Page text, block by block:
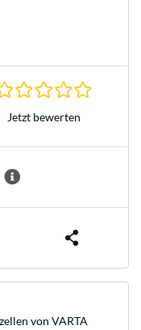
Jetzt bewerten
von VARTA